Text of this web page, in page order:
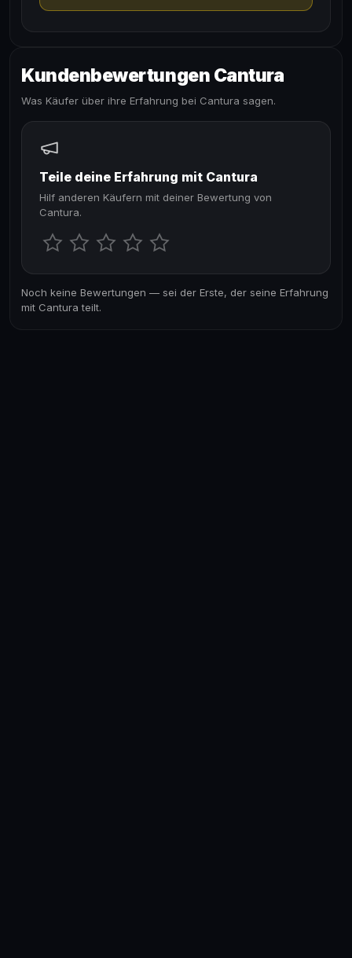
Kundenbewertungen Cantura
Was Käufer über ihre Erfahrung bei Cantura sagen.
Teile deine Erfahrung mit Cantura
Hilf anderen Käufern mit deiner Bewertung von
Cantura.
Noch keine Bewertungen — sei der Erste, der seine Erfahrung
mit Cantura teilt.